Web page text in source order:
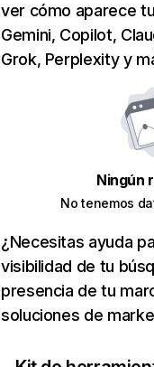
ver cómo aparece
Gemini, Copilot,
Grok, Perplexity y
Ningún
No tenemos
¿Necesitas ayuda
visibilidad de tu
presencia de tu
soluciones de